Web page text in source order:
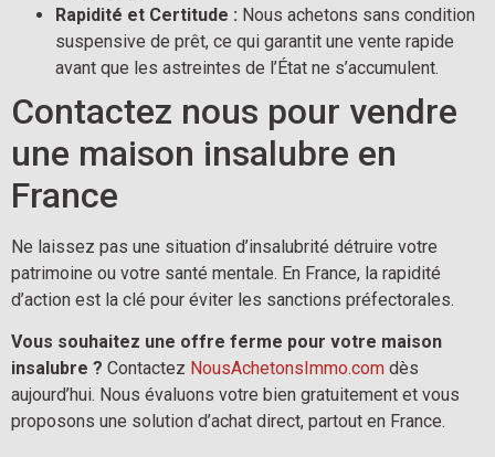
Rapidité et Certitude : Nous achetons sans condition
suspensive de prêt, ce qui garantit une vente rapide
avant que les astreintes de l’État ne s’accumulent.
Contactez nous pour vendre
une maison insalubre en
France
Ne laissez pas une situation d’insalubrité détruire votre
patrimoine ou votre santé mentale. En France, la rapidité
d’action est la clé pour éviter les sanctions préfectorales.
Vous souhaitez une offre ferme pour votre maison
insalubre ? Contactez NousAchetonsImmo.com dès
aujourd’hui. Nous évaluons votre bien gratuitement et vous
proposons une solution d’achat direct, partout en France.